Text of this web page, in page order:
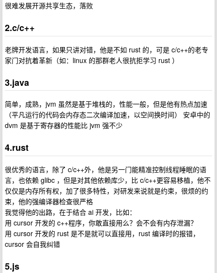
很难发展开源共享生态，落败
2.c/c++
老牌开发语言，如果只讲对错，他是不如 rust 的，可是 c/c++的老专
家门对抗着革新（如：linux 的那群老人很抗拒学习 rust ）
3.java
简单，成熟，jvm 虽然是基于堆栈的，性能一般，但是他有热点加速
（平凡运行的代码会内存态二次编译加速，以空间换时间） 安卓中的
dvm 是基于寄存器的性能比 jvm 强不少
4.rust
很优秀的语言，除了 c/c++外，他是另一门能精准控制线程睡眠的语
言，也依赖 glibc ，但是对其他依赖库少，比 c/c++更容易移植，他不
仅仅是内存所有权，加了很多特性，对研发来说就是约束，很烦的约
束，他的强编译器检查很严格
我觉得他的出路，在于结合 ai 开发，比如：
用 cursor 开发的 c++程序，你敢直接用么？会不会有内存泄漏？
用 cursor 开发的 rust 是不是就可以直接用，rust 编译时的报错，
cursor 会自我纠错
5.js